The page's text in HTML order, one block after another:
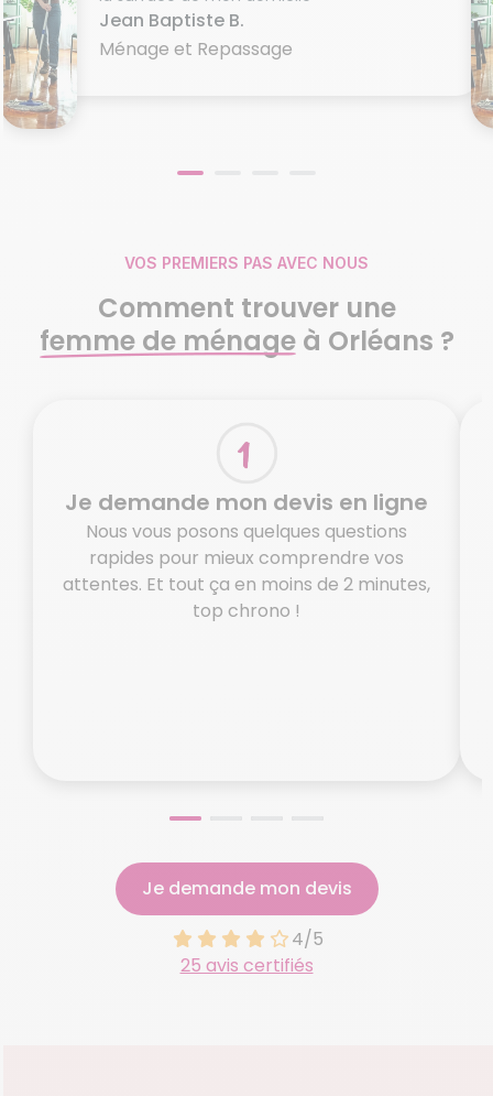
Jean Baptiste B.
Ménage et Repassage
VOS PREMIERS PAS AVEC NOUS
Comment trouver une
femme de ménageà Orléans ?
Je demande mon devis en ligne
Nous vous posons quelques questions
rapides pour mieux comprendre vos
attentes. Et tout ça en moins de 2 minutes,
top chrono !
Je demande mon devis
4/5
25 avis certifiés